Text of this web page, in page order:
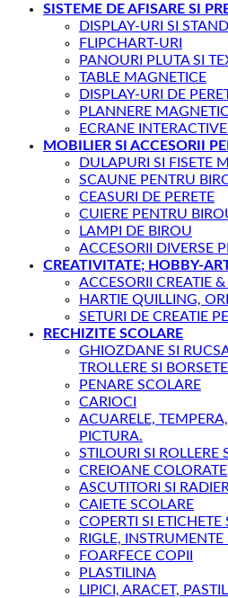
SISTEME DE AFISARE SI
DISPLAY-URI SI
FLIPCHART-URI
PANOURI PLUTA SI
TABLE MAGNETICE
DISPLAY-URI DE
PLANNERE
ECRANE INTERACTIVE
MOBILIER SI ACCESORII
DULAPURI SI FISETE
SCAUNE PENTRU
CEASURI DE PERETE
CUIERE PENTRU
LAMPI DE BIROU
ACCESORII DIVERSE
CREATIVITATE; HOBBY-
ACCESORII CREATIE
HARTIE QUILLING,
SETURI DE CREATIE
RECHIZITE SCOLARE
GHIOZDANE SI
TROLLERE SI
PENARE SCOLARE
CARIOCI
ACUARELE,
PICTURA.
STILOURI SI ROLLERE
CREIOANE COLORATE
ASCUTITORI SI
CAIETE SCOLARE
COPERTI SI ETICHETE
RIGLE,
FOARFECE COPII
PLASTILINA
LIPICI, ARACET,